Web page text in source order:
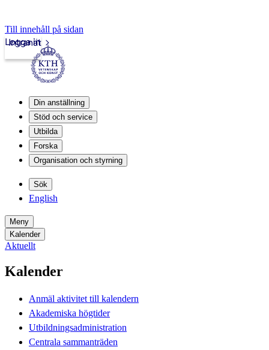
Till innehåll på sidan
Intranät
Logga in
Din anställning
Stöd och service
Utbilda
Forska
Organisation och styrning
Sök
English
Meny
Kalender
Aktuellt
Kalender
Anmäl aktivitet till kalendern
Akademiska högtider
Utbildningsadministration
Centrala sammanträden